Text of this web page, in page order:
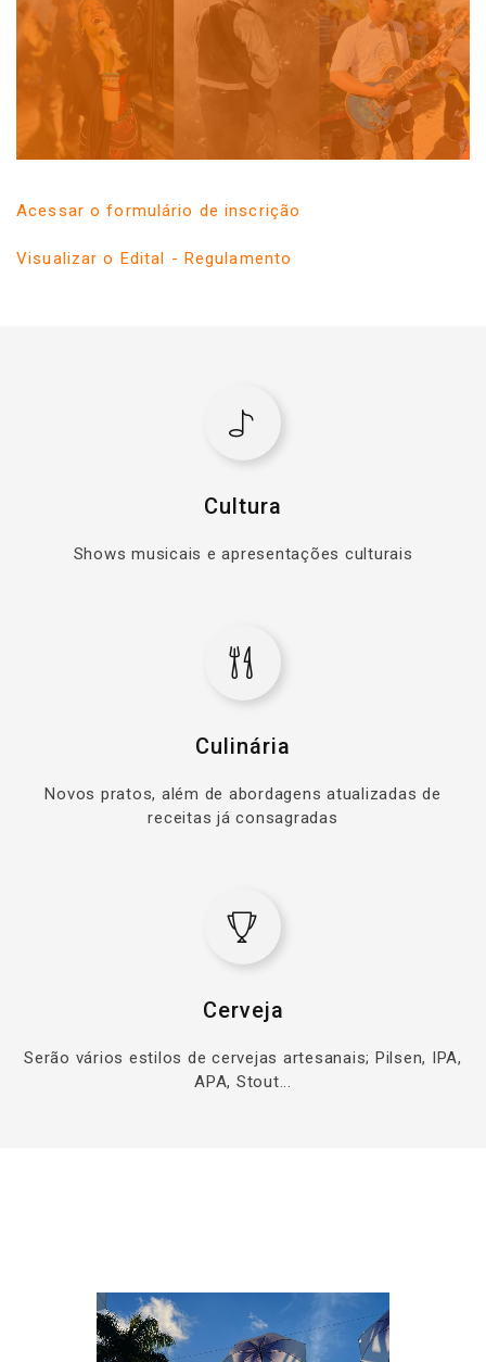
Acessar o formulário de inscrição
Visualizar o Edital - Regulamento
Cultura
Shows musicais e apresentações culturais
Culinária
Novos pratos, além de abordagens atualizadas de
receitas já consagradas
Cerveja
Serão vários estilos de cervejas artesanais; Pilsen, IPA,
APA, Stout...